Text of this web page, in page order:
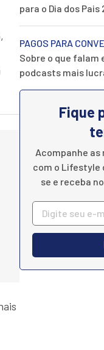
para o Dia dos Pais
PAGOS PARA
Sobre o que falam
podcasts mais
Fique
Acompanhe as
com o Lifestyle
se e receba